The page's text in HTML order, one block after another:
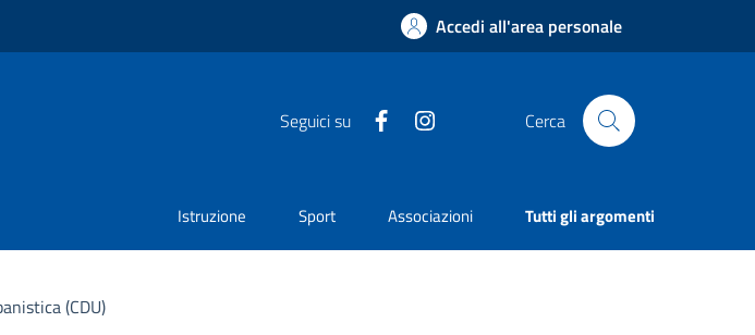
Accedi all'area personale
Seguici su Facebook Cerca
Istruzione Sport Associazioni Tutti gli argomenti
(CDU)